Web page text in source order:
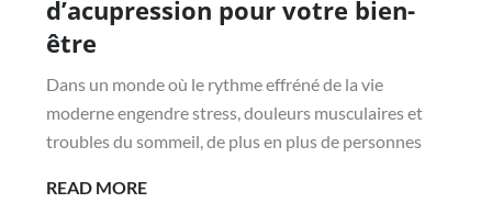
d’acupression pour votre bien-
être
Dans un monde où le rythme effréné de la vie
moderne engendre stress, douleurs musculaires et
troubles du sommeil, de plus en plus de personnes
READ MORELES